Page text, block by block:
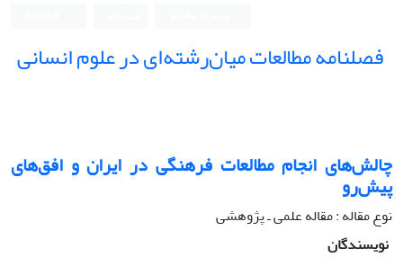
فصلنامه مطالعات میان‌رشته‌ای در علوم انسانی
چالش‌های انجام مطالعات فرهنگی در ایران و افق‌های
پیش‌رو
نوع مقاله : مقاله علمی ـ پژوهشی
نویسندگان